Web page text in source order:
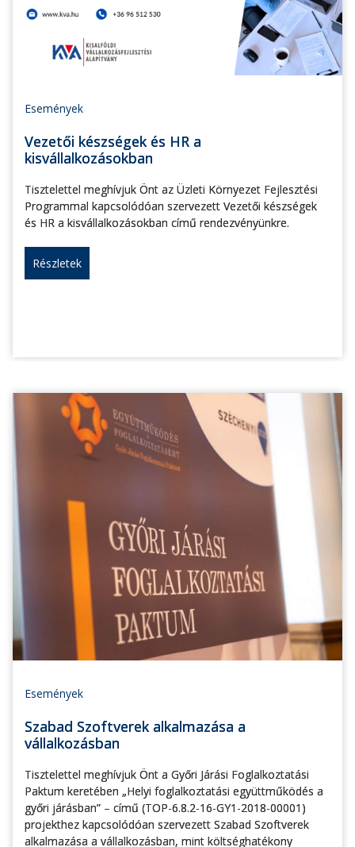
Események
Vezetői készségek és HR a
kisvállalkozásokban
Tisztelettel meghívjuk Önt az Üzleti Környezet Fejlesztési
Programmal kapcsolódóan szervezett Vezetői készségek
és HR a kisvállalkozásokban című rendezvényünkre.
Részletek
Események
Szabad Szoftverek alkalmazása a
vállalkozásban
Tisztelettel meghívjuk Önt a Győri Járási Foglalkoztatási
Paktum keretében „Helyi foglalkoztatási együttműködés a
győri járásban” – című (TOP-6.8.2-16-GY1-2018-00001)
projekthez kapcsolódóan szervezett Szabad Szoftverek
alkalmazása a vállalkozásban, mint költséghatékony